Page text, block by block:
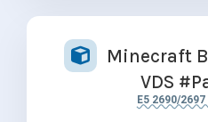
Minecraft
VDS
E5 2690/